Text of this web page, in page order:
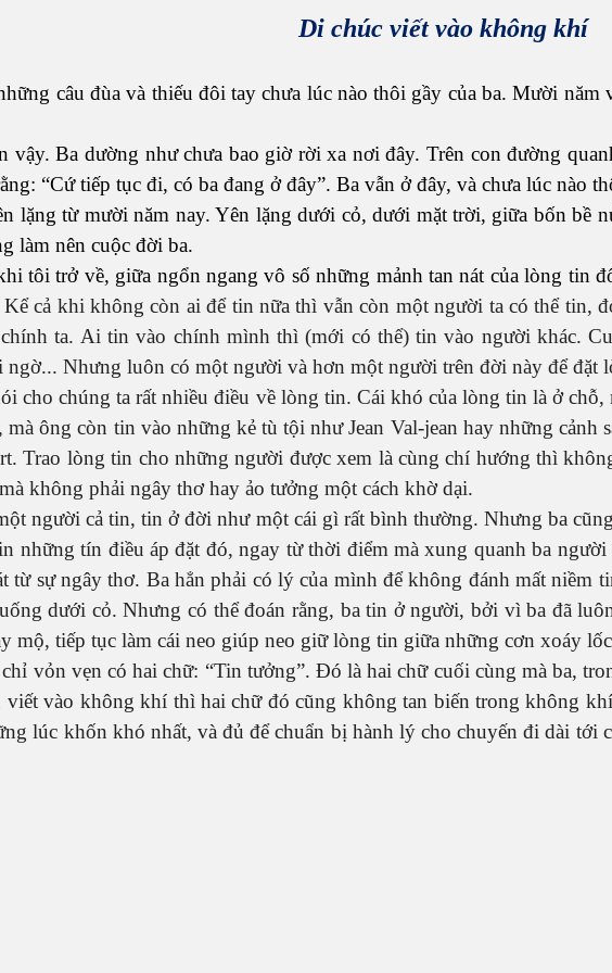
Di chúc viết vào không khí
câu đùa và thiếu đôi tay chưa lúc nào thôi gầy của ba. Mười năm
vậy. Ba dường như chưa bao giờ rời xa nơi đây. Trên con đường
“Cứ tiếp tục đi, có ba đang ở đây”. Ba vẫn ở đây, và chưa lúc nào
lặng từ mười năm nay. Yên lặng dưới cỏ, dưới mặt trời, giữa bốn bề
làm nên cuộc đời ba.
tôi trở về, giữa ngổn ngang vô số những mảnh tan nát của lòng tin
Kể cả khi không còn ai để tin nữa thì vẫn còn một người ta có thể tin,
ta. Ai tin vào chính mình thì (mới có thể) tin vào người khác.
Nhưng luôn có một người và hơn một người trên đời này để
cho chúng ta rất nhiều điều về lòng tin. Cái khó của lòng tin là ở
ông còn tin vào những kẻ tù tội như Jean Val-jean hay những
Trao lòng tin cho những người được xem là cùng chí hướng thì
không phải ngây thơ hay ảo tưởng một cách khờ dại.
người cả tin, tin ở đời như một cái gì rất bình thường. Nhưng ba
những tín điều áp đặt đó, ngay từ thời điểm mà xung quanh ba
từ sự ngây thơ. Ba hẳn phải có lý của mình để không đánh mất
dưới cỏ. Nhưng có thể đoán rằng, ba tin ở người, bởi vì ba đã
mộ, tiếp tục làm cái neo giúp neo giữ lòng tin giữa những cơn xoáy
vỏn vẹn có hai chữ: “Tin tưởng”. Đó là hai chữ cuối cùng mà ba,
vào không khí thì hai chữ đó cũng không tan biến trong không
lúc khốn khó nhất, và đủ để chuẩn bị hành lý cho chuyến đi dài